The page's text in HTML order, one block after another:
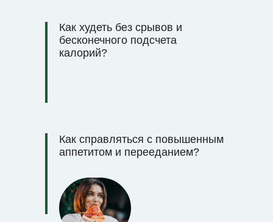
Как худеть без срывов и
бесконечного подсчета
калорий?
Как справляться с повышенным
аппетитом и перееданием?